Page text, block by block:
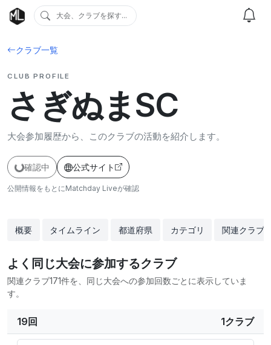
大会、クラブを探す...
クラブ一覧
CLUB PROFILE
さぎぬまSC
大会参加履歴から、このクラブの活動を紹介します。
確認中 公式サイト
公開情報をもとにMatchday Liveが確認
概要 タイムライン 都道府県 カテゴリ 関連クラブ
よく同じ大会に参加するクラブ
関連クラブ171件を、同じ大会への参加回数ごとに表示していま
す。
19回 1クラブ